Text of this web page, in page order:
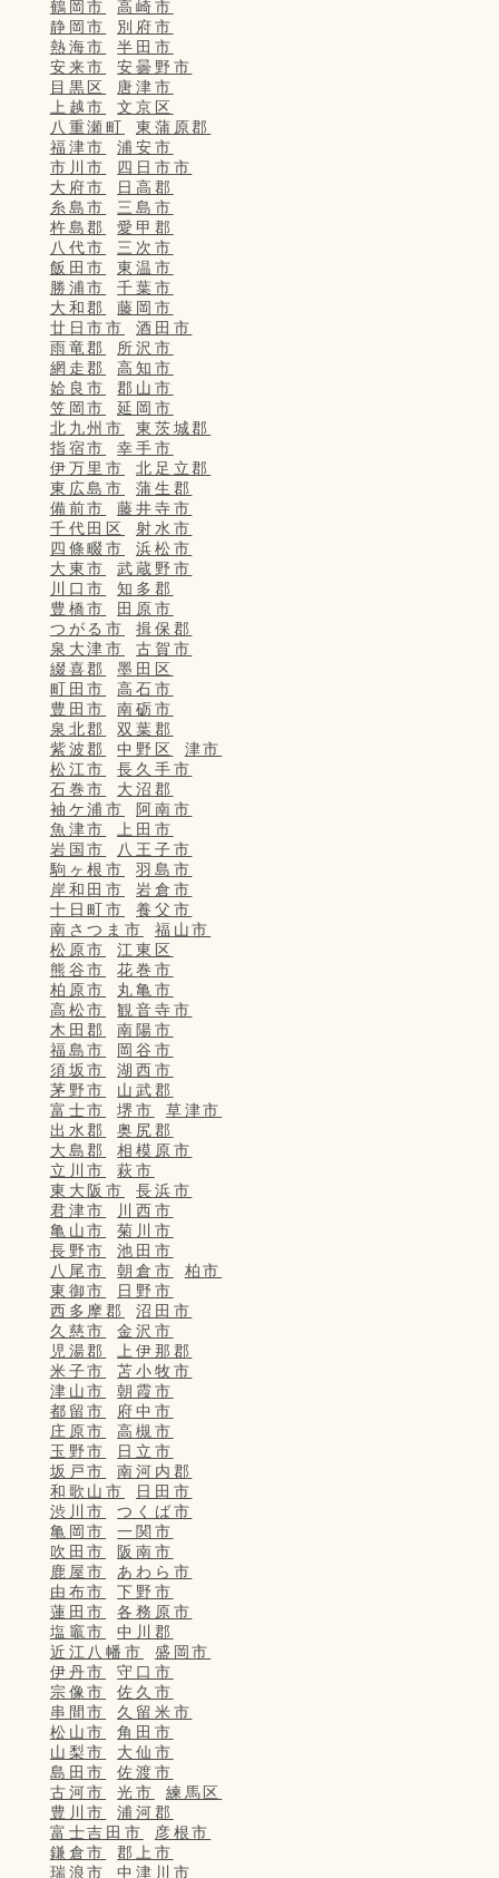
鶴岡市
高崎市
静岡市
別府市
熱海市
半田市
安来市
安曇野市
目黒区
唐津市
上越市
文京区
八重瀬町
東蒲原郡
福津市
浦安市
市川市
四日市市
大府市
日高郡
糸島市
三島市
杵島郡
愛甲郡
八代市
三次市
飯田市
東温市
勝浦市
千葉市
大和郡
藤岡市
廿日市市
酒田市
雨竜郡
所沢市
網走郡
高知市
姶良市
郡山市
笠岡市
延岡市
北九州市
東茨城郡
指宿市
幸手市
伊万里市
北足立郡
東広島市
蒲生郡
備前市
藤井寺市
千代田区
射水市
四條畷市
浜松市
大東市
武蔵野市
川口市
知多郡
豊橋市
田原市
つがる市
揖保郡
泉大津市
古賀市
綴喜郡
墨田区
町田市
高石市
豊田市
南砺市
泉北郡
双葉郡
紫波郡
中野区
津市
松江市
長久手市
石巻市
大沼郡
袖ケ浦市
阿南市
魚津市
上田市
岩国市
八王子市
駒ヶ根市
羽島市
岸和田市
岩倉市
十日町市
養父市
南さつま市
福山市
松原市
江東区
熊谷市
花巻市
柏原市
丸亀市
高松市
観音寺市
木田郡
南陽市
福島市
岡谷市
須坂市
湖西市
茅野市
山武郡
富士市
堺市
草津市
出水郡
奥尻郡
大島郡
相模原市
立川市
萩市
東大阪市
長浜市
君津市
川西市
亀山市
菊川市
長野市
池田市
八尾市
朝倉市
柏市
東御市
日野市
西多摩郡
沼田市
久慈市
金沢市
児湯郡
上伊那郡
米子市
苫小牧市
津山市
朝霞市
都留市
府中市
庄原市
高槻市
玉野市
日立市
坂戸市
南河内郡
和歌山市
日田市
渋川市
つくば市
亀岡市
一関市
吹田市
阪南市
鹿屋市
あわら市
由布市
下野市
蓮田市
各務原市
塩竈市
中川郡
近江八幡市
盛岡市
伊丹市
守口市
宗像市
佐久市
串間市
久留米市
松山市
角田市
山梨市
大仙市
島田市
佐渡市
古河市
光市
練馬区
豊川市
浦河郡
富士吉田市
彦根市
鎌倉市
郡上市
瑞浪市
中津川市